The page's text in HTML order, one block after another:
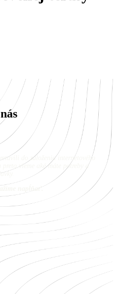
do založenia internetového
vieme aké máte potreby a
napĺňať.